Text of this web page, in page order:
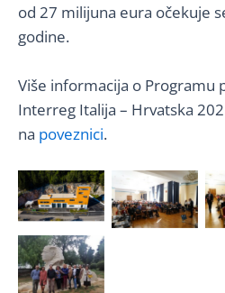
od 27 milijuna eura očekuje
godine.
Više informacija o Programu
Interreg Italija – Hrvatska
na poveznici.